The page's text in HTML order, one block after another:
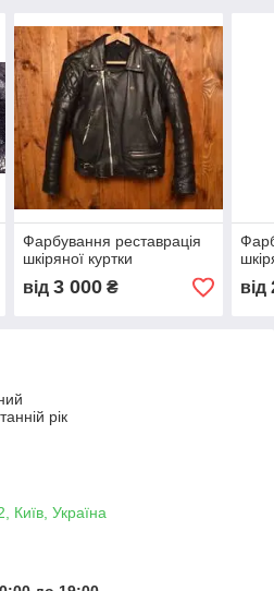
Фарбування реставрація
шкіряної куртки
від 3 000₴ від
рік
Київ, Україна